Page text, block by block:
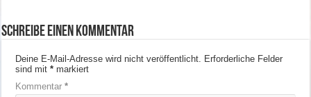
Schreibe einen Kommentar
Deine E-Mail-Adresse wird nicht veröffentlicht. Erforderliche Felder
sind mit* markiert
Kommentar*